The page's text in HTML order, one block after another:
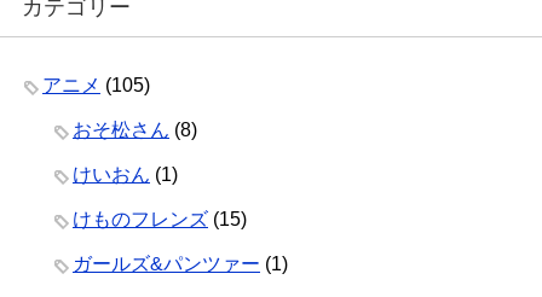
カテゴリー
アニメ (105)
おそ松さん (8)
けいおん (1)
けものフレンズ (15)
ガールズ&パンツァー (1)